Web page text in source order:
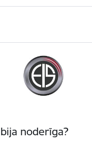
noderīga?